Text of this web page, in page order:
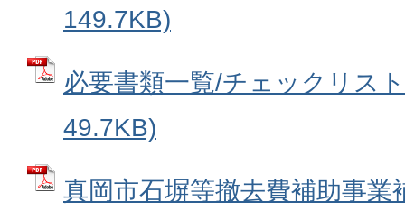
149.7KB)
必要書類一覧/チェックリス
49.7KB)
真岡市石塀等撤去費補助事業